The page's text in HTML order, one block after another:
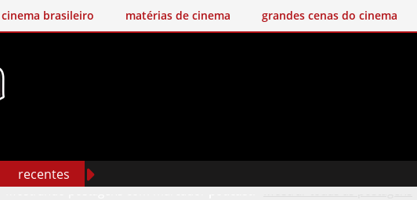
cinema brasileiro matérias de cinema grandes cenas do cinema
recentes
Mostrando postagens com marcadorpodcast. Mostrar todas as postagens